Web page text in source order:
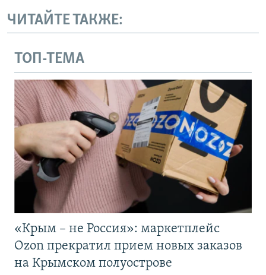
ЧИТАЙТЕ ТАКЖЕ:
ТОП-ТЕМА
«Крым – не Россия»: маркетплейс
Ozon прекратил прием новых заказов
на Крымском полуострове